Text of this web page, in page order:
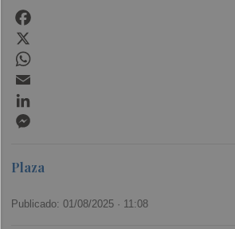
Plaza
Publicado: 01/08/2025 · 11:08